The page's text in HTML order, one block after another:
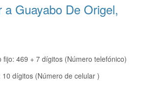
a Guayabo De Origel,
fijo: 469 + 7 dígitos (Número telefónico)
dígitos (Número de celular )